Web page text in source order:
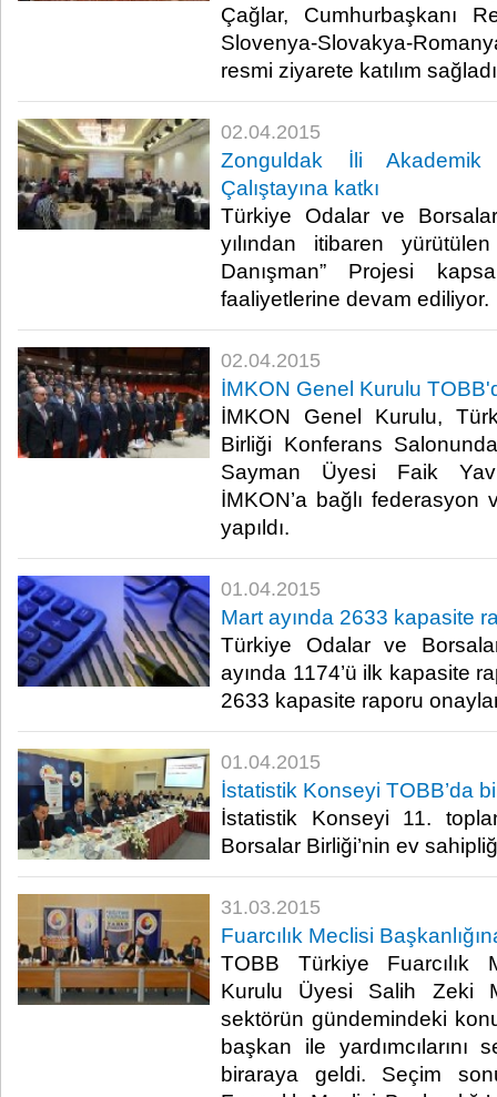
Çağlar, Cumhurbaşkanı
Slovenya-Slovakya-
resmi ziyarete katılım
02.04.2015
Zonguldak İli Akademik
Çalıştayına katkı
Türkiye Odalar ve
yılından itibaren
Danışman” Projesi
faaliyetlerine devam ediliyor.​​
02.04.2015
İMKON Genel Kurulu
İMKON Genel Kurulu,
Birliği Konferans
Sayman Üyesi Faik
İMKON’a bağlı federasyon
yapıldı.​
01.04.2015
Mart ayında 2633 kapasite
Türkiye Odalar ve
ayında 1174’ü ilk kapasite
2633 kapasite raporu
01.04.2015
İstatistik Konseyi TOBB’da
İstatistik Konseyi 11.
Borsalar Birliği’nin ev
31.03.2015
Fuarcılık Meclisi
TOBB Türkiye Fuarcılık
Kurulu Üyesi Salih Zeki
sektörün gündemindeki
başkan ile yardımcılarını
biraraya geldi. Seçim